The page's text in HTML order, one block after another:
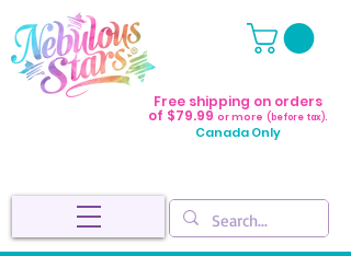
Free shipping on orders
of $79.99 or more (before tax).
Canada Only